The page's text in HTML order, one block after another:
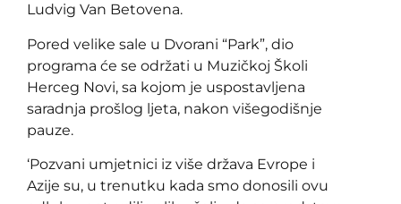
Ludvig Van Betovena.
Pored velike sale u Dvorani “Park”, dio
programa će se održati u Muzičkoj Školi
Herceg Novi, sa kojom je uspostavljena
saradnja prošlog ljeta, nakon višegodišnje
pauze.
‘Pozvani umjetnici iz više država Evrope i
Azije su, u trenutku kada smo donosili ovu